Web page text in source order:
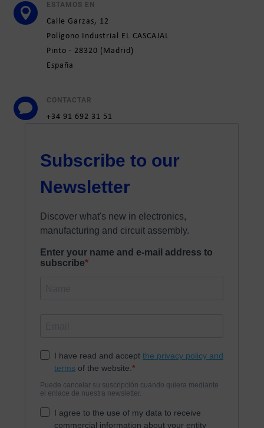

ESTAMOS EN
Calle Garzas, 12
Polígono Industrial EL CASCAJAL
Pinto · 28320 ( Madrid)
España

CONTACTAR
+34 91 692 31 51